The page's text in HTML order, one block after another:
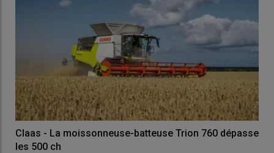
Claas - La moissonneuse-batteuse Trion 760 dépasse
les 500 ch